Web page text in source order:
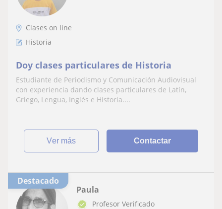
Clases on line
Historia
Doy clases particulares de Historia
Estudiante de Periodismo y Comunicación Audiovisual
con experiencia dando clases particulares de Latín,
Griego, Lengua, Inglés e Historia....
ver más Contactar
Destacado
Paula
Profesor Verificado